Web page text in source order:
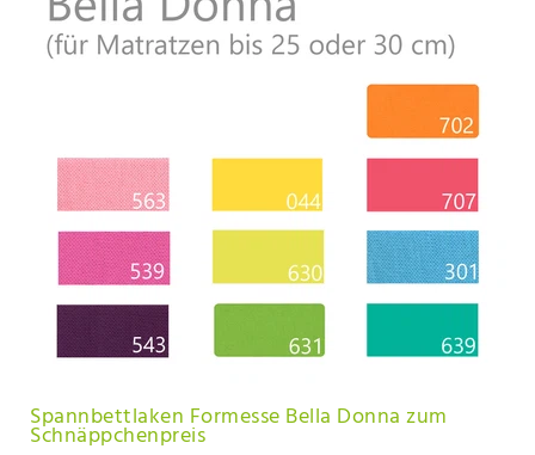
Spannbettlaken Formesse Bella Donna zum
Schnäppchenpreis